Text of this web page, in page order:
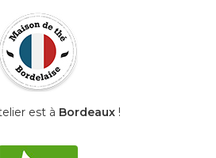
est à Bordeaux !